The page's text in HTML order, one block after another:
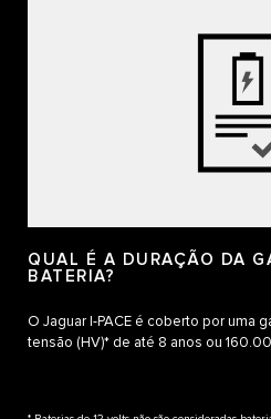
QUAL É A DURAÇÃO DA
BATERIA?
O Jaguar I-PACE é coberto por uma
tensão (HV)* de até 8 anos ou